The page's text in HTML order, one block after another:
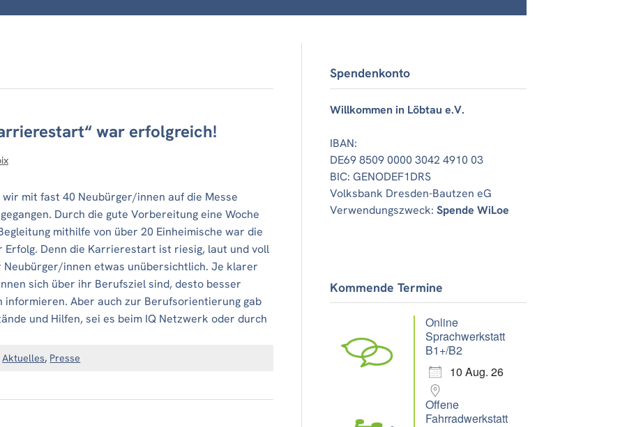
war erfolgreich!
wir mit fast 40 Neubürger/innen auf die Messe
Durch die gute Vorbereitung eine Woche
mithilfe von über 20 Einheimische war die
Erfolg. Denn die Karrierestart ist riesig, laut und voll
Neubürger/innen etwas unübersichtlich. Je klarer
sich über ihr Berufsziel sind, desto besser
informieren. Aber auch zur Berufsorientierung gab
und Hilfen, sei es beim IQ Netzwerk oder durch
Aktuelles, Presse
Spendenkonto
Willkommen in Löbtau e.V.
IBAN:
DE69 8509 0000 3042 4910 03
BIC: GENODEF1DRS
Volksbank Dresden-Bautzen eG
Verwendungszweck:Spende WiLoe
Kommende Termine
Online
Sprachwerkstatt
B1+/B2
10 Aug. 26
Offene
Fahrradwerkstatt